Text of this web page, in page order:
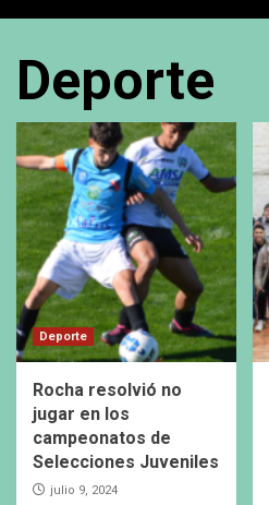
Deporte
Deporte
Rocha resolvió no
jugar en los
campeonatos de
Selecciones Juveniles
julio 9, 2024